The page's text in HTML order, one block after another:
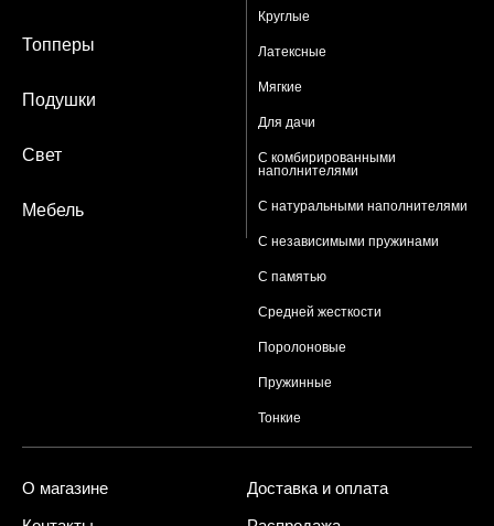
Круглые
Латексные
Мягкие
Для дачи
С комбирированными
наполнителями
С натуральными наполнителями
С независимыми пружинами
С памятью
Средней жесткости
Поролоновые
Пружинные
Тонкие
Топперы
Подушки
Свет
Мебель
О магазине
Доставка и оплата